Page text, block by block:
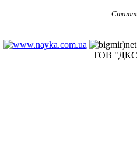
Стаття
ТОВ "ДКС